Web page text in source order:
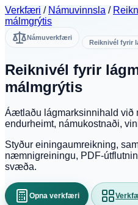
Verkfæri / Námuvinnsla /
málmgrýtis
Námuverkfæri
Reiknivél fyrir
Reiknivél fyrir
málmgrýtis
Áætlaðu lágmarksinnihald við
endurheimt, námukostnaði,
Styður einingaumreikning,
næmnigreiningu, PDF-
svæða.
Opna verkfæri